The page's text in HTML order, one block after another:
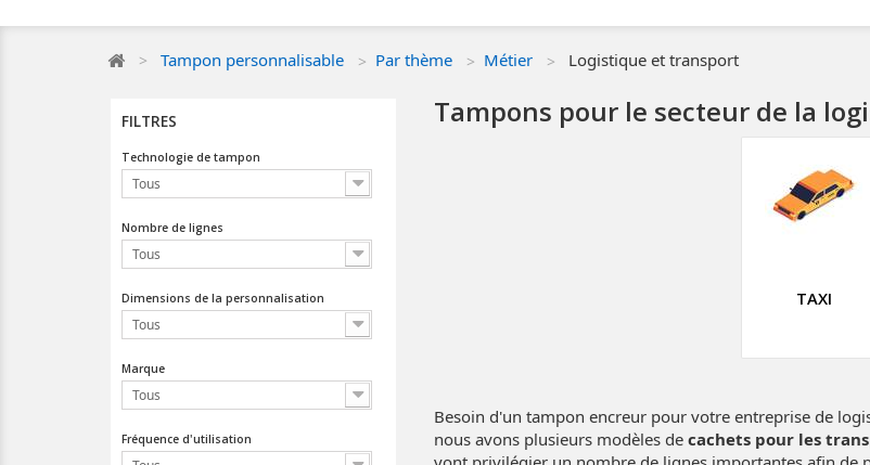
Tampon personnalisable Par thème Métier Logistique et transport
FILTRES
Technologie de tampon
Tous
Nombre de lignes
Tous
Dimensions de la personnalisation
Tous
Marque
Tous
Fréquence d'utilisation
Tampons pour le secteur de la
TAXI
Besoin d'un tampon encreur pour votre entreprise de
nous avons plusieurs modèles de cachets pour les